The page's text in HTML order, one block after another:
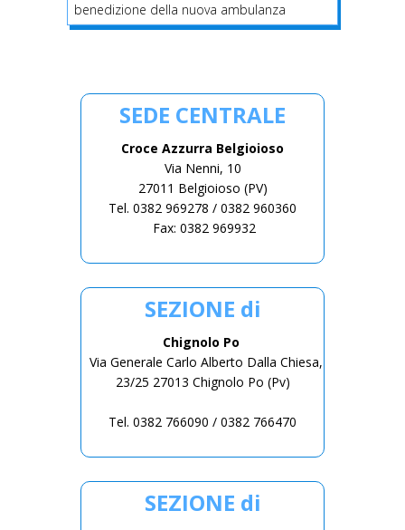
benedizione della nuova ambulanza
SEDE CENTRALE
Croce Azzurra Belgioioso
Via Nenni, 10
27011 Belgioioso (PV)
Tel. 0382 969278 / 0382 960360
Fax: 0382 969932
SEZIONE di
Chignolo Po
Via Generale Carlo Alberto Dalla Chiesa,
23/25 27013 Chignolo Po (Pv)
Tel. 0382 766090 / 0382 766470
SEZIONE di